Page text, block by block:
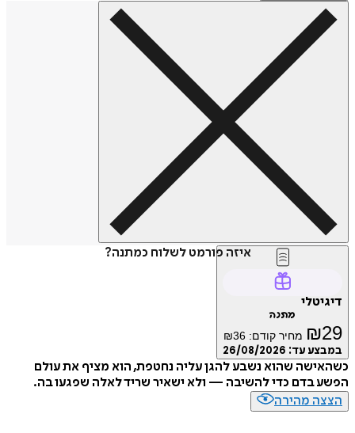
איזה פורמט לשלוח כמתנה?
₪ מחיר קודם: ₪36
עד:26/08/2026
שהוא נשבע להגן עליה נחטפת, הוא מציף את עולם
בדם כדי להשיבה — ולא ישאיר שריד לאלה שפגעו בה.
מהירה